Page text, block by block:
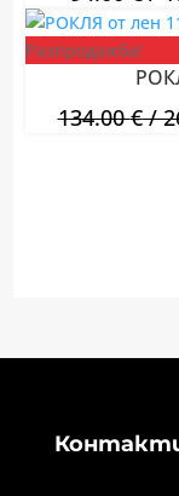
Разпродажба!
134.00€/